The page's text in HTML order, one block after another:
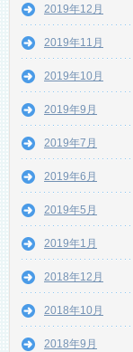
2019年12月
2019年11月
2019年10月
2019年9月
2019年7月
2019年6月
2019年5月
2019年1月
2018年12月
2018年10月
2018年9月